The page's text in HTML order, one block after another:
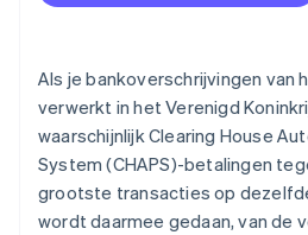
Als je bankoverschrijvingen van
verwerkt in het Verenigd
waarschijnlijk Clearing House
System (CHAPS)-betalingen
grootste transacties op
wordt daarmee gedaan, van de